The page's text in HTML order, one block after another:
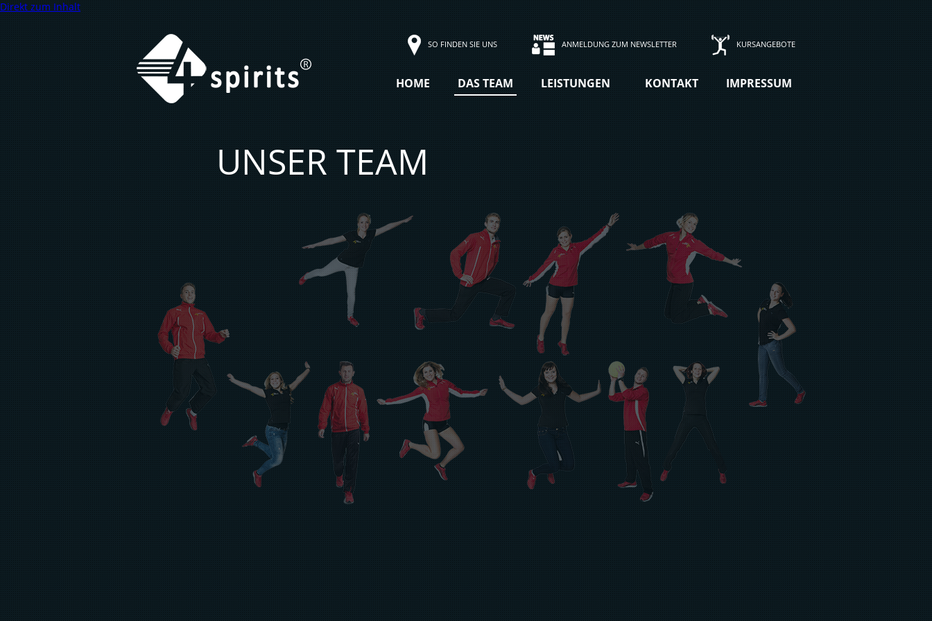
Direkt zum Inhalt
SO FINDEN SIE UNS ANMELDUNG ZUM NEWSLETTER KURSANGEBOTE
HOME DAS TEAM LEISTUNGEN KONTAKT IMPRESSUM
UNSER TEAM